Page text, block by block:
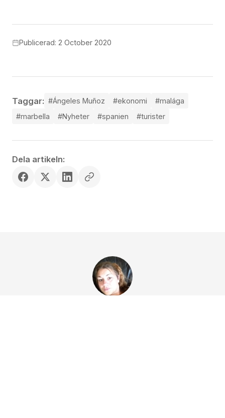
Publicerad: 2 October 2020
Taggar: #Ángeles Muñoz #ekonomi
#malága
#marbella
#Nyheter #spanien #turister
Dela artikeln: